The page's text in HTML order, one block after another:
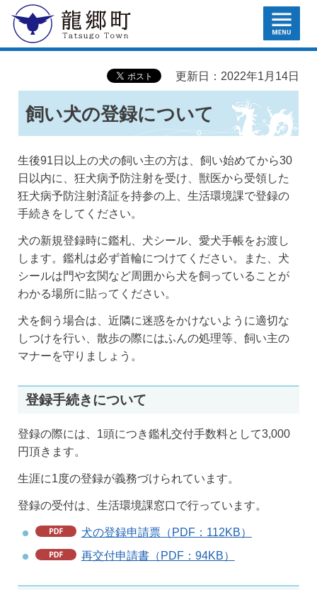
龍郷町 MENU
更新日：2022年1月14日
飼い犬の登録について
生後91日以上の犬の飼い主の方は、飼い始めてから30
日以内に、狂犬病予防注射を受け、獣医から受領した
狂犬病予防注射済証を持参の上、生活環境課で登録の
手続きをしてください。
犬の新規登録時に鑑札、犬シール、愛犬手帳をお渡し
します。鑑札は必ず首輪につけてください。また、犬
シールは門や玄関など周囲から犬を飼っていることが
わかる場所に貼ってください。
犬を飼う場合は、近隣に迷惑をかけないように適切な
しつけを行い、散歩の際にはふんの処理等、飼い主の
マナーを守りましょう。
登録手続きについて
登録の際には、1頭につき鑑札交付手数料として3,000
円頂きます。
生涯に1度の登録が義務づけられています。
登録の受付は、生活環境課窓口で行っています。
犬の登録申請票（PDF：112KB）
再交付申請書（PDF：94KB）